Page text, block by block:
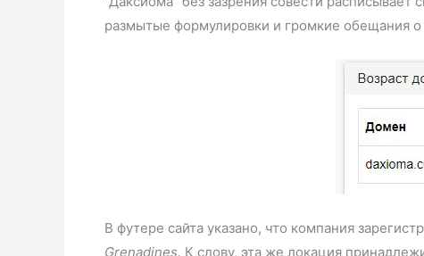
размытые формулировки и громкие обещания
В футере сайта указано, что компания
Grenadines. К слову, эта же локация